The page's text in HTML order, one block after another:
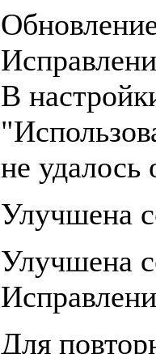
В
не удалось
Улучшена
Улучшена
Для